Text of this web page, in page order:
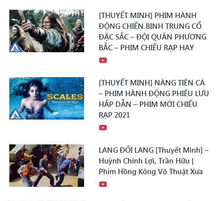
[THUYẾT MINH] PHIM HÀNH
ĐỘNG CHIẾN BINH TRUNG CỔ
ĐẶC SẮC – ĐỘI QUÂN PHƯƠNG
BẮC – PHIM CHIẾU RẠP HAY
[THUYẾT MINH] NÀNG TIÊN CÁ
– PHIM HÀNH ĐỘNG PHIÊU LƯU
HẤP DẪN – PHIM MỚI CHIẾU
RẠP 2021
LANG ĐỐI LANG [Thuyết Minh] –
Huỳnh Chính Lợi, Trần Hữu |
Phim Hồng Kông Võ Thuật Xưa